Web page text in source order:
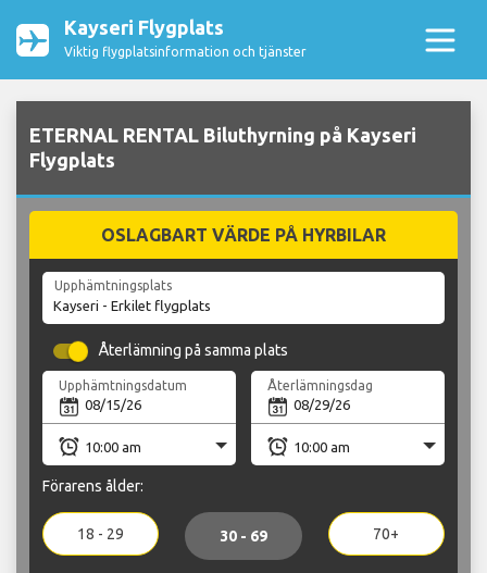
Kayseri Flygplats
Viktig flygplatsinformation och tjänster
ETERNAL RENTAL Biluthyrning på Kayseri
Flygplats
OSLAGBART VÄRDE PÅ HYRBILAR
Upphämtningsplats
Återlämning på samma plats
Upphämtningsdatum Återlämningsdag
Förarens ålder:
18 - 29 30 - 69 70+